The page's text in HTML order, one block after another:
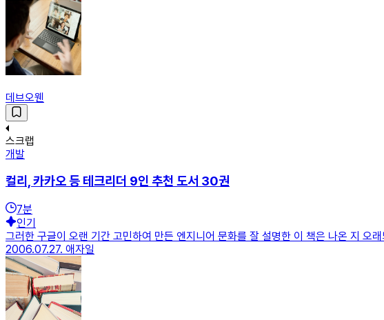
데브오웬
스크랩
개발
컬리, 카카오 등 테크리더 9인 추천 도서 30권
7분
인기
그러한 구글이 오랜 기간 고민하여 만든 엔지니어 문화를 잘 설명한 이 책은 나온 지 오
2006.07.27. 애자일